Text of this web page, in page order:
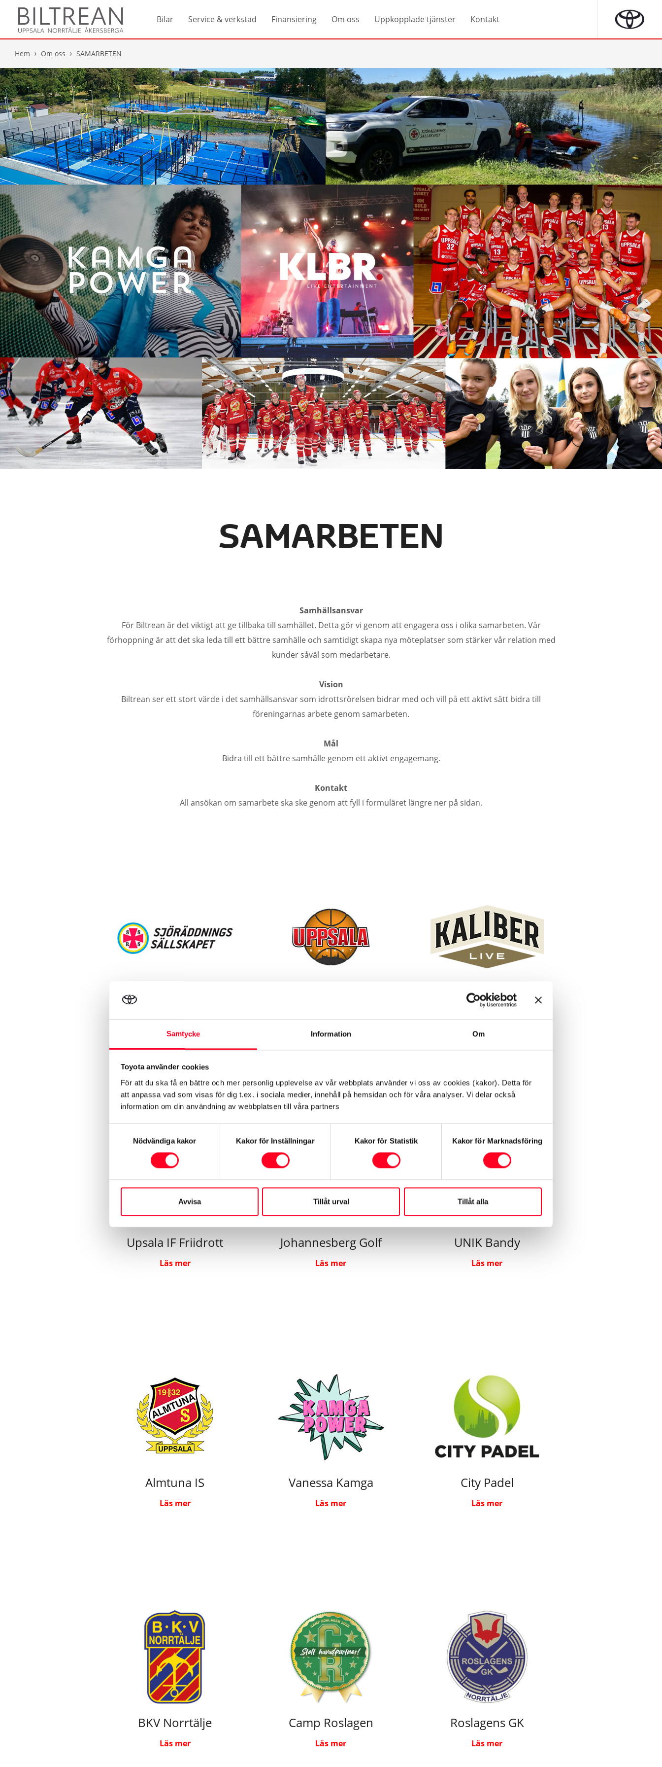
Samtycke Information Om
Toyota använder cookies
För att du ska få en bättre och mer personlig upplevelse av vår webbplats använder vi oss av cookies (kakor). Detta för
att anpassa vad som visas för dig t.ex. i sociala medier, innehåll på hemsidan och för våra analyser. Vi delar också
information om din användning av webbplatsen till våra partners
Nödvändiga kakor
Kakor för Inställningar Kakor för Statistik Kakor för Marknadsföring
Avvisa Tillåt urval Tillåt alla
Bilar Service & verkstad Finansiering Om oss Uppkopplade tjänster Kontakt
Hem Om oss SAMARBETEN
SAMARBETEN
Samhällsansvar
För Biltrean är det viktigt att ge tillbaka till samhället. Detta gör vi genom att engagera oss i olika samarbeten. Vår
förhoppning är att det ska leda till ett bättre samhälle och samtidigt skapa nya möteplatser som stärker vår relation med
kunder såväl som medarbetare.
Vision
Biltrean ser ett stort värde i det samhällsansvar som idrottsrörelsen bidrar med och vill på ett aktivt sätt bidra till
föreningarnas arbete genom samarbeten.
Mål
Bidra till ett bättre samhälle genom ett aktivt engagemang.
Kontakt
All ansökan om samarbete ska ske genom att fyll i formuläret längre ner på sidan.
Sjöräddningssällskapet
Läs mer Läs mer
Kaliber Live
Läs mer
Upsala IF Friidrott
Läs mer
Johannesberg Golf
Läs mer
UNIK Bandy
Läs mer
Almtuna IS
Läs mer
Vanessa Kamga
Läs mer
City Padel
Läs mer
BKV Norrtälje
Läs mer
Camp Roslagen
Läs mer
Roslagens GK
Läs mer